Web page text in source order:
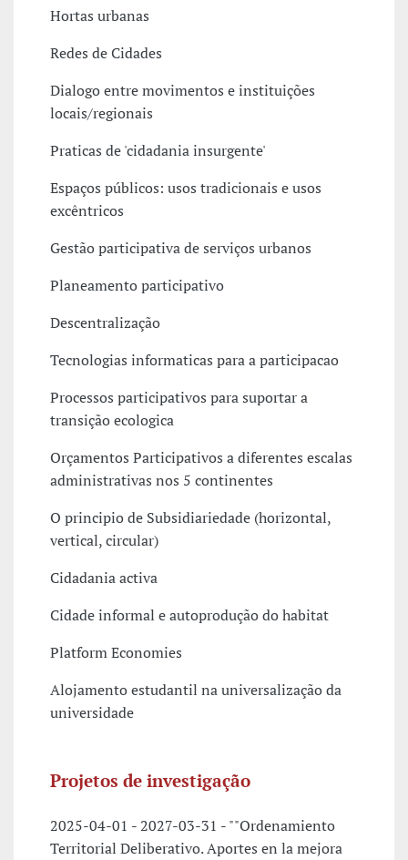
Hortas urbanas
Redes de Cidades
Dialogo entre movimentos e instituições
locais/regionais
Praticas de 'cidadania insurgente'
Espaços públicos: usos tradicionais e usos
excêntricos
Gestão participativa de serviços urbanos
Planeamento participativo
Descentralização
Tecnologias informaticas para a participacao
Processos participativos para suportar a
transição ecologica
Orçamentos Participativos a diferentes escalas
administrativas nos 5 continentes
O principio de Subsidiariedade (horizontal,
vertical, circular)
Cidadania activa
Cidade informal e autoprodução do habitat
Platform Economies
Alojamento estudantil na universalização da
universidade
Projetos de investigação
2025-04-01 - 2027-03-31 - ""Ordenamiento
Territorial Deliberativo. Aportes en la mejora